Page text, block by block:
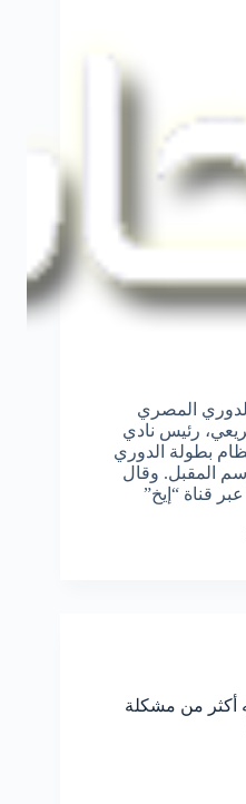
المصري
رئيس نادي
بطولة الدوري
المقبل. وقال
قناة “إيخ”
أكثر من مشكلة